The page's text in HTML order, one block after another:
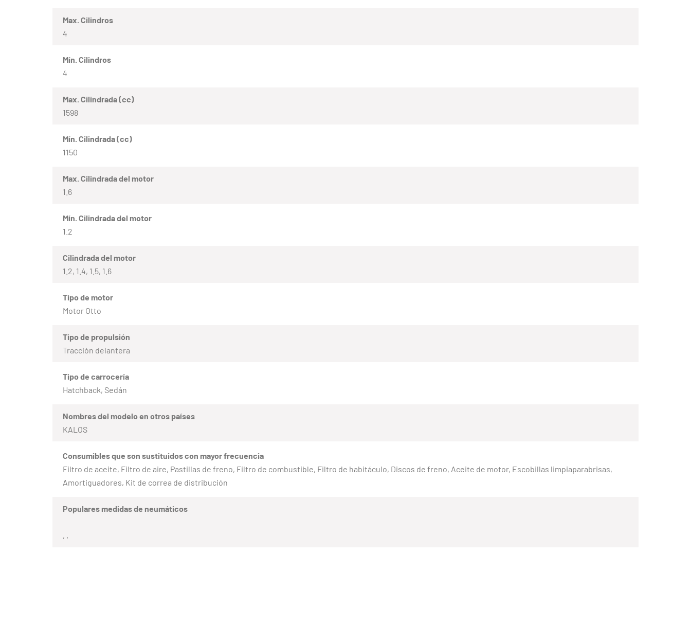
Max. Cilindros
4
Mín. Cilindros
4
Max. Cilindrada (cc)
1598
Mín. Cilindrada (cc)
1150
Max. Cilindrada del motor
1.6
Mín. Cilindrada del motor
1.2
Cilindrada del motor
1.2, 1.4, 1.5, 1.6
Tipo de motor
Motor Otto
Tipo de propulsión
Tracción delantera
Tipo de carrocería
Hatchback, Sedán
Nombres del modelo en otros países
KALOS
Consumibles que son sustituidos con mayor frecuencia
Filtro de aceite, Filtro de aire, Pastillas de freno, Filtro de combustible, Filtro de habitáculo, Discos de freno, Aceite de motor, Escobillas limpiaparabrisas,
Amortiguadores, Kit de correa de distribución
Populares medidas de neumáticos
, ,